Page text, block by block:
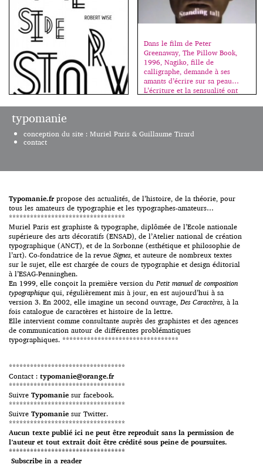
La connotation est un point
essentiel en typographie ; bien
sûr, un texte doit d’abord être lu
une époque, le lien direct à une
esthétique, un ton – comme on
parle du ton de la voix – une
[…]
Dans le film de Peter
Greenaway, The Pillow Book,
1996, Nagiko, fille de
calligraphe, demande à ses
amants d’écrire sur sa peau…
L’écriture et la sensualité ont
caresse, le sens se dévoile, il
film ici). 1996. The Pillow
typomanie
conception du site : Muriel Paris & Guillaume Tirard
contact
Typomanie.fr propose des actualités, de l’histoire, de la théorie, pour
tous les amateurs de typographie et les typographes-amateurs…
*********************************
Muriel Paris est graphiste & typographe, diplômée de l’Ecole nationale
supérieure des arts décoratifs (ENSAD), de l’Atelier national de création
typographique (ANCT), et de la Sorbonne (esthétique et philosophie de
l’art). Co-fondatrice de la revue Signes, et auteure de nombreux textes
sur le sujet, elle est chargée de cours de typographie et design éditorial
à l’ESAG-Penninghen.
En 1999, elle conçoit la première version duPetit manuel de composition
typographique qui, régulièrement mis à jour, en est aujourd’hui à sa
version 3. En 2002, elle imagine un second ouvrage, Des Caractères, à la
fois catalogue de caractères et histoire de la lettre.
Elle intervient comme consultante auprès des graphistes et des agences
de communication autour de différentes problématiques
typographiques. *********************************
*********************************
Contact : typomanie@orange.fr
*********************************
Suivre Typomanie sur facebook.
*********************************
Suivre Typomanie sur Twitter.
*********************************
Aucun texte publié ici ne peut être reproduit sans la permission de
l’auteur et tout extrait doit être crédité sous peine de poursuites.
*********************************
Subscribe in a reader